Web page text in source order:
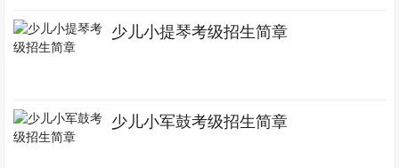
少儿小提琴考级招生简章
少儿小军鼓考级招生简章